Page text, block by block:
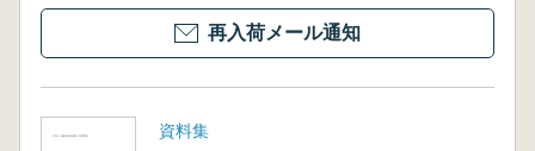
再入荷メール通知
資料集